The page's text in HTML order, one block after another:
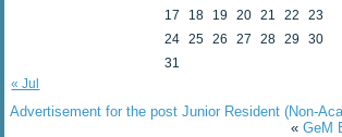
17
18 19 20 21 22
23
24 25 26 27 28 29
30
31
« Jul
Advertisement for the post Junior Resident (Non-
« GeM